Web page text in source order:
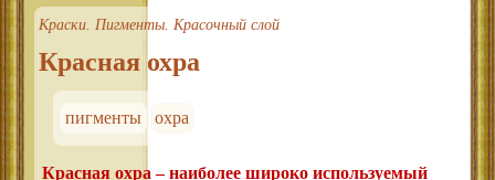
Краски. Пигменты. Красочный слой
Красная охра
пигменты охра
Красная охра – наиболее широко используемый